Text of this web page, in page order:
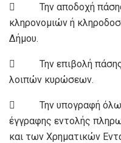
 Την αποδοχή
κληρονομιών ή
Δήμου.
 Την επιβολή πάσης
λοιπών κυρώσεων.
 Την υπογραφή όλων
έγγραφης εντολής
και των Χρηματικών